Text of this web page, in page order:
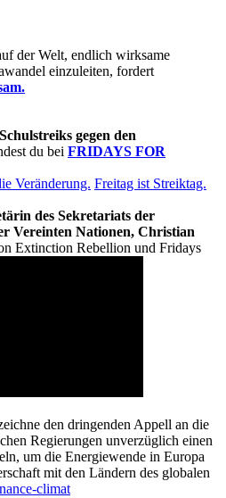
der Welt, endlich wirksame
einzuleiten, fordert
gegen den
du bei FRIDAYS FOR
Veränderung. Freitag ist Streiktag.
des Sekretariats der
Vereinten Nationen, Christian
Extinction Rebellion und Fridays
den dringenden Appell an die
Regierungen unverzüglich einen
um die Energiewende in Europa
mit den Ländern des globalen